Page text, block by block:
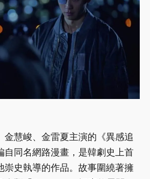
金慧峻、金雷夏主演的《異感追
自同名網路漫畫，是韓劇史上首
崇史執導的作品。故事圍繞著擁